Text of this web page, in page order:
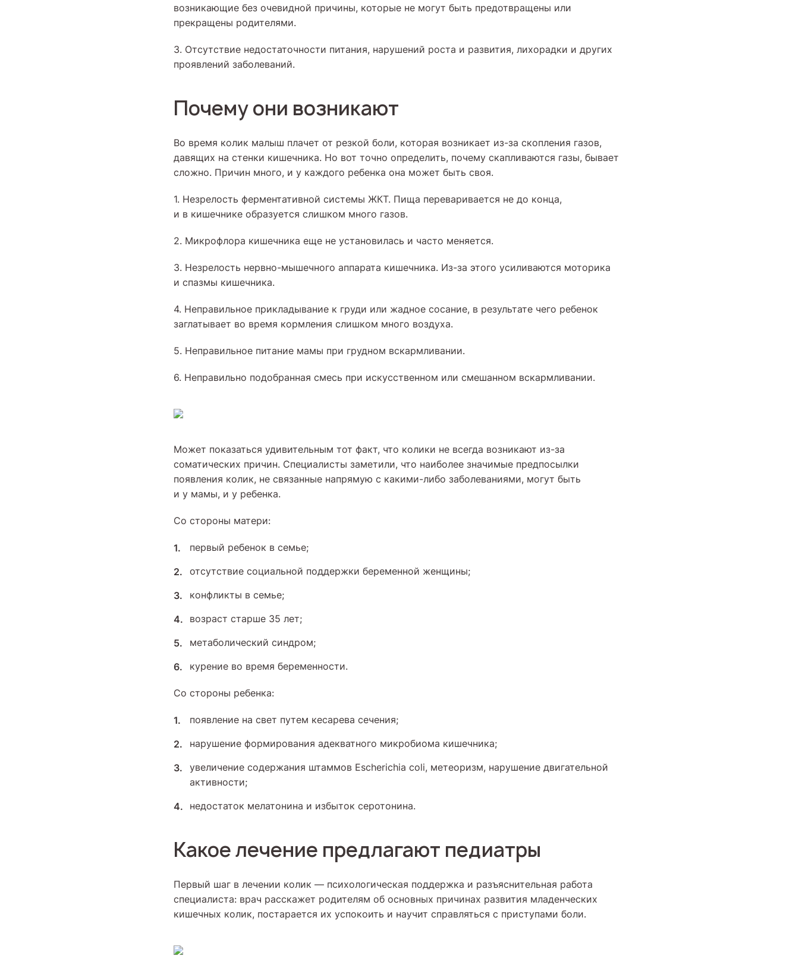
возникающие без очевидной причины, которые не могут быть предотвращены или
прекращены родителями.
3. Отсутствие недостаточности питания, нарушений роста и развития, лихорадки и других
проявлений заболеваний.
Почему они возникают
Во время колик малыш плачет от резкой боли, которая возникает из-за скопления газов,
давящих на стенки кишечника. Но вот точно определить, почему скапливаются газы, бывает
сложно. Причин много, и у каждого ребенка она может быть своя.
1. Незрелость ферментативной системы ЖКТ. Пища переваривается не до конца,
и в кишечнике образуется слишком много газов.
2. Микрофлора кишечника еще не установилась и часто меняется.
3. Незрелость нервно-мышечного аппарата кишечника. Из-за этого усиливаются моторика
и спазмы кишечника.
4. Неправильное прикладывание к груди или жадное сосание, в результате чего ребенок
заглатывает во время кормления слишком много воздуха.
5. Неправильное питание мамы при грудном вскармливании.
6. Неправильно подобранная смесь при искусственном или смешанном вскармливании.
Может показаться удивительным тот факт, что колики не всегда возникают из-за
соматических причин. Специалисты заметили, что наиболее значимые предпосылки
появления колик, не связанные напрямую с какими-либо заболеваниями, могут быть
и у мамы, и у ребенка.
Со стороны матери:
первый ребенок в семье;
отсутствие социальной поддержки беременной женщины;
конфликты в семье;
возраст старше 35 лет;
метаболический синдром;
курение во время беременности.
Со стороны ребенка:
появление на свет путем кесарева сечения;
нарушение формирования адекватного микробиома кишечника;
увеличение содержания штаммов Escherichia coli, метеоризм, нарушение двигательной
активности;
недостаток мелатонина и избыток серотонина.
Какое лечение предлагают педиатры
Первый шаг в лечении колик — психологическая поддержка и разъяснительная работа
специалиста: врач расскажет родителям об основных причинах развития младенческих
кишечных колик, постарается их успокоить и научит справляться с приступами боли.